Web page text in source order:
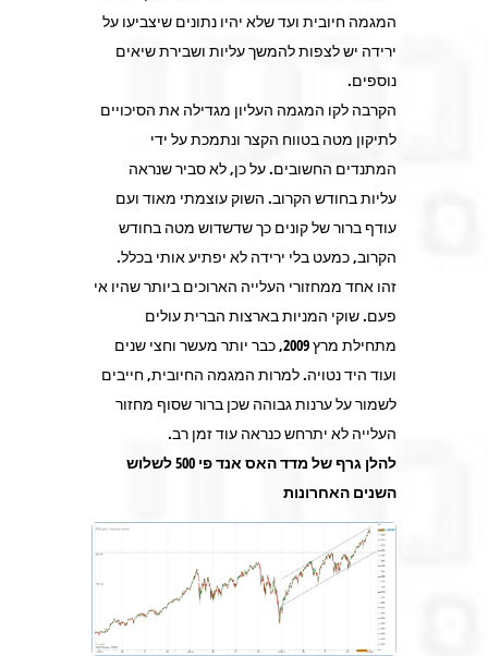
המגמה חיובית ועד שלא יהיו נתונים שיצביעו על
ירידה יש לצפות להמשך עליות ושבירת שיאים
נוספים.
הקרבה לקו המגמה העליון מגדילה את הסיכויים
לתיקון מטה בטווח הקצר ונתמכת על ידי
המתנדים החשובים. על כן, לא סביר שנראה
עליות בחודש הקרוב. השוק עוצמתי מאוד ועם
עודף ברור של קונים כך שדשדוש מטה בחודש
הקרוב, כמעט בלי ירידה לא יפתיע אותי בכלל.
זהו אחד ממחזורי העלייה הארוכים ביותר שהיו אי
פעם. שוקי המניות בארצות הברית עולים
מתחילת מרץ 2009, כבר יותר מעשר וחצי שנים
ועוד היד נטויה. למרות המגמה החיובית, חייבים
לשמור על ערנות גבוהה שכן ברור שסוף מחזור
העלייה לא יתרחש כנראה עוד זמן רב.
להלן גרף של מדד האס אנד פי 500 לשלוש
השנים האחרונות